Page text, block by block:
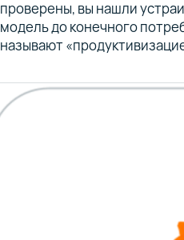
проверены, вы нашли
модель до конечного
называют